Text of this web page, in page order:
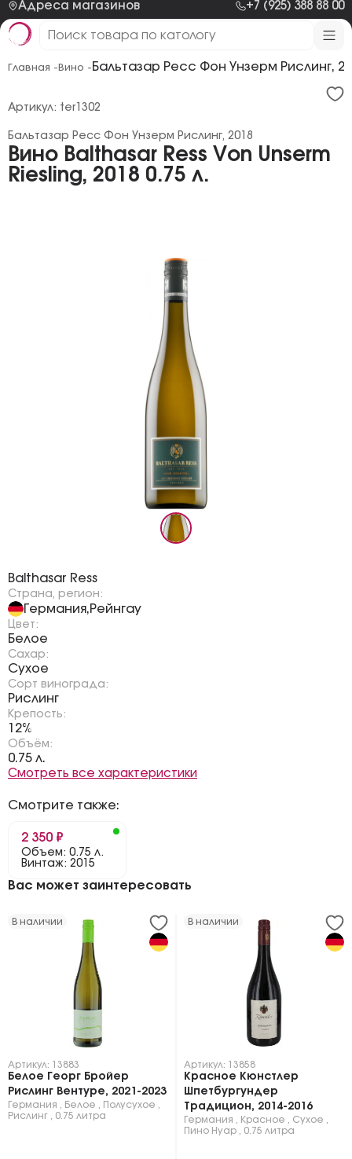
Адреса магазинов +7 (925) 388 88 00
Главная - Вино - Бальтазар Ресс Фон Унзерм Рислинг,
Вино Balthasar Ress Von Unserm
Riesling, 2018 0.75 л.
Бальтазар Ресс Фон Унзерм Рислинг, 2018
Артикул: ter1302
Balthasar Ress
Страна, регион:
Германия,Рейнгау
Цвет:
Белое
Сахар:
Сухое
Сорт винограда:
Рислинг
Крепость:
12%
Объём:
0.75 л.
Смотреть все характеристики
Смотрите также:
2 350 ₽
Объем: 0.75 л.
Винтаж: 2015
Вас может заинтересовать
В наличии
Артикул: 13883
Белое Георг Бройер
Рислинг Вентуре, 2021-2023
Германия Белое Полусухое
Рислинг
0.75 литра
В наличии
Артикул: 13858
Красное Кюнстлер
Шпетбургундер
Традицион, 2014-2016
Германия Красное Сухое
Пино Нуар
0.75 литра